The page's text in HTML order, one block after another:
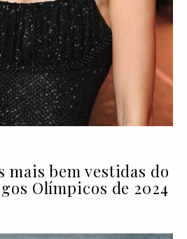
mais bem vestidas do
Olímpicos de 2024